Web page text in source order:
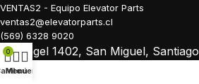
VENTAS2 - Equipo Elevator Parts
ventas2@elevatorparts.cl
(569) 6328 9020
Arcángel 1402, San Miguel, Santiago
0
Menú
Mi cuenta